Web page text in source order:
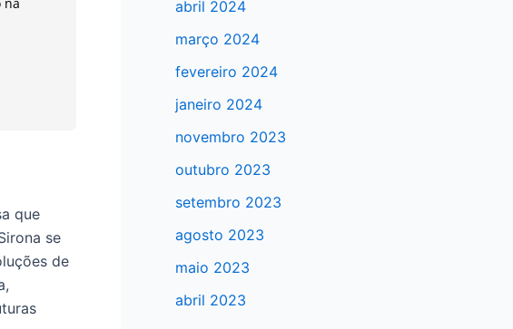
que
se
de
abril 2024
março 2024
fevereiro 2024
janeiro 2024
novembro 2023
outubro 2023
setembro 2023
agosto 2023
maio 2023
abril 2023